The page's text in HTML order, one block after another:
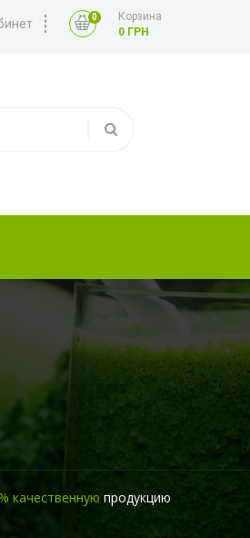
0
Корзина
0 ГРН
качественную продукцию